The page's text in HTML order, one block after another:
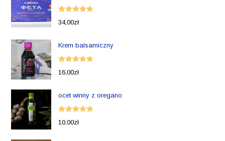
Oceniono
34,00zł
Krem balsamiczny
Oceniono
16,00zł
ocet winny z oregano
Oceniono
10,00zł